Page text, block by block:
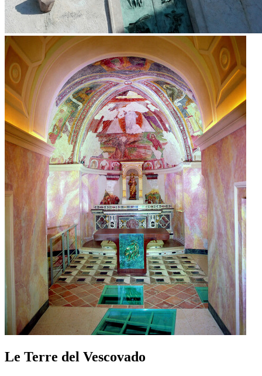
Le Terre del Vescovado